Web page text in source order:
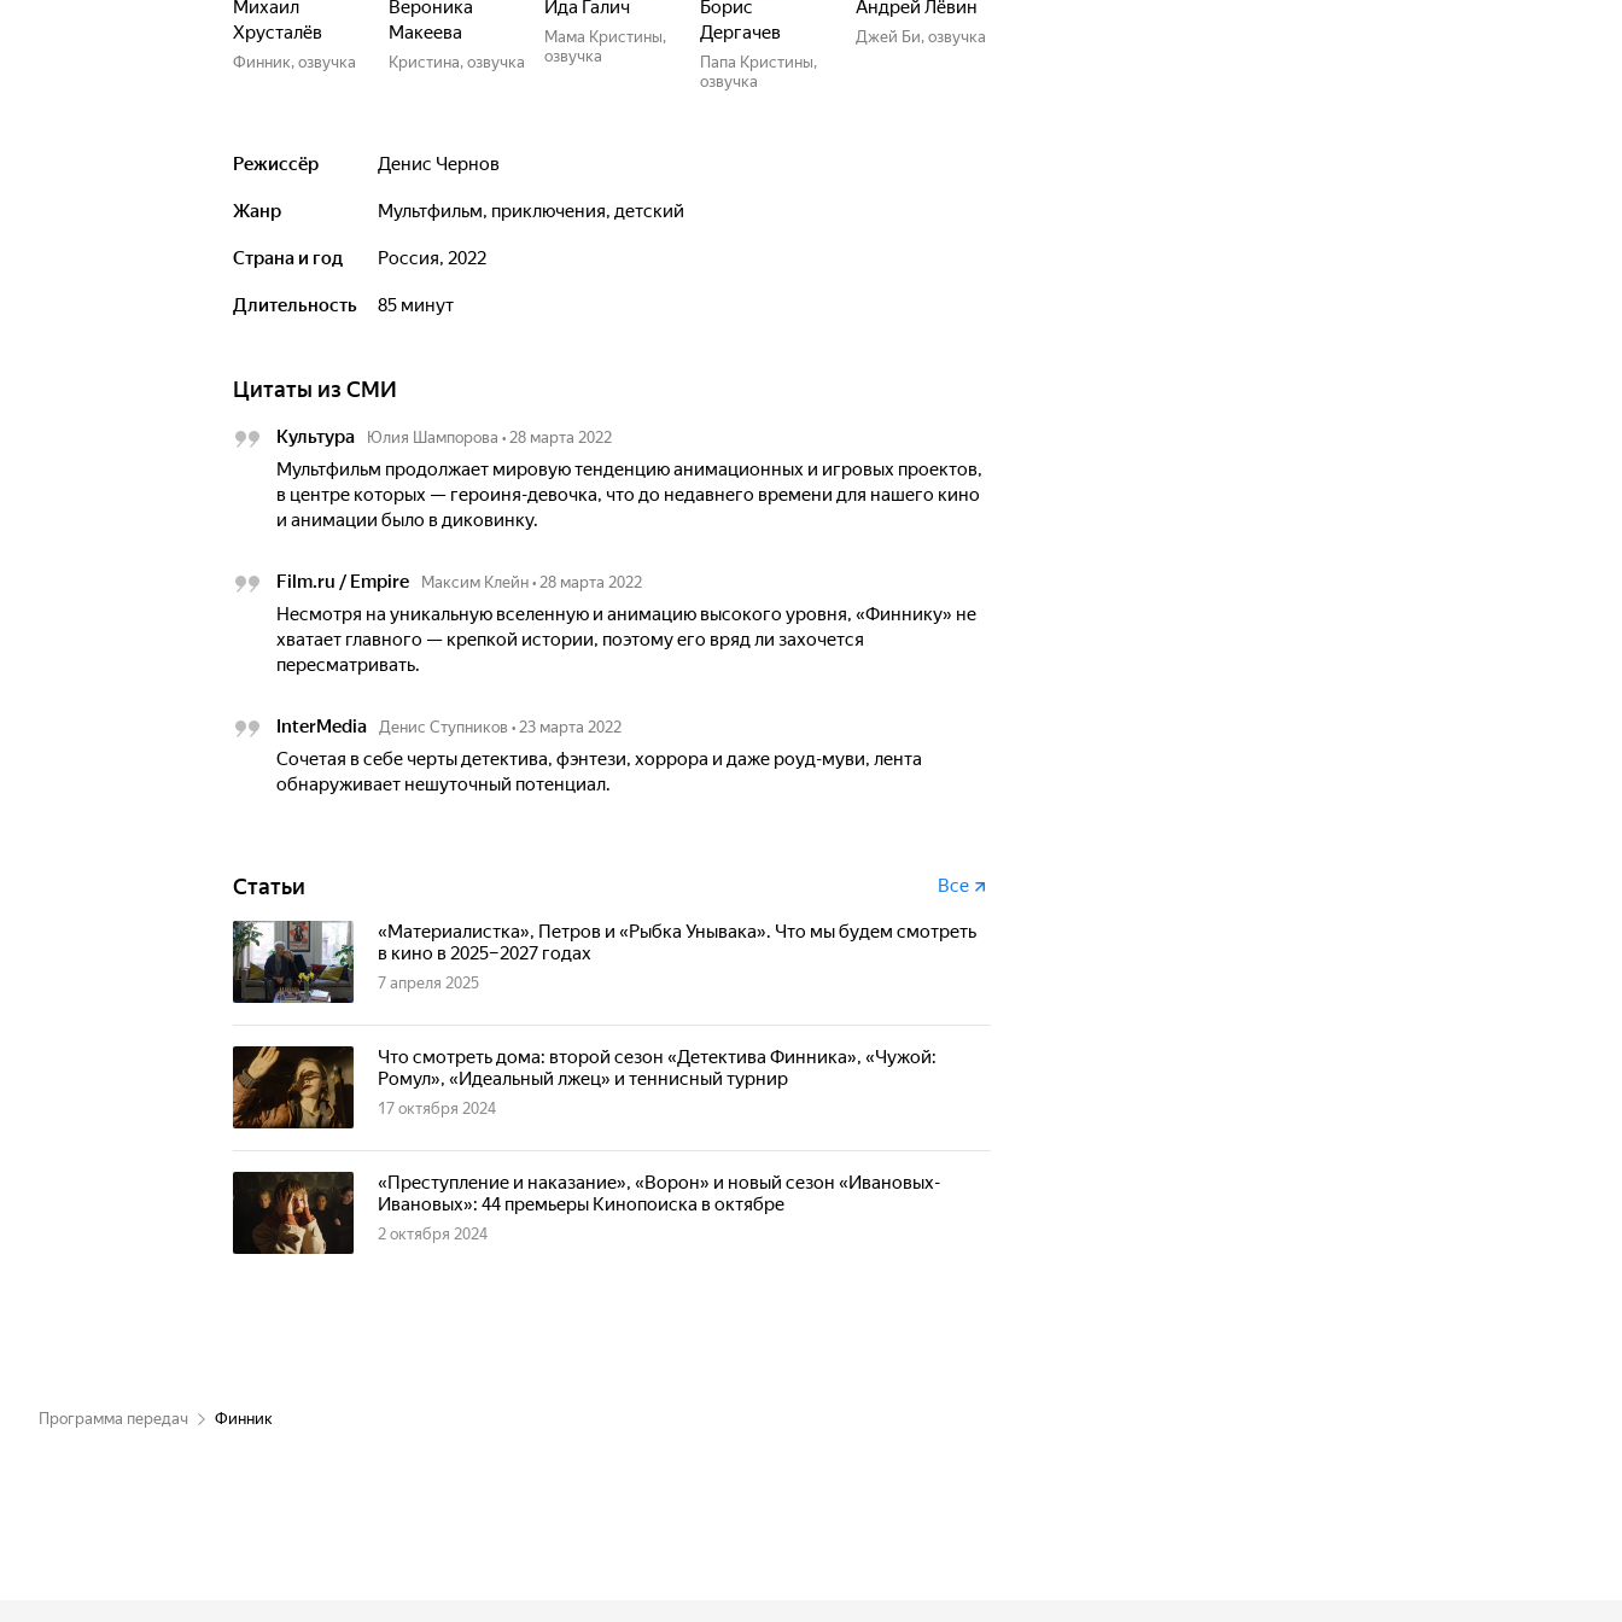
Михаил
Хрусталёв
Финник, озвучка
Вероника
Макеева
Кристина, озвучка
Ида Галич
Мама Кристины,
озвучка
Борис
Дергачев
Папа Кристины,
озвучка
Андрей Лёвин
Джей Би, озвучка
Режиссёр Денис Чернов
Жанр мультфильм, приключения, детский
Страна и год Россия, 2022
Длительность 85 минут
Цитаты из СМИ
Культура Юлия Шампорова • 28 марта 2022
Мультфильм продолжает мировую тенденцию анимационных и игровых проектов,
в центре которых — героиня-девочка, что до недавнего времени для нашего кино
и анимации было в диковинку.
Film.ru / Empire Максим Клейн • 28 марта 2022
Несмотря на уникальную вселенную и анимацию высокого уровня, «Финнику» не
хватает главного — крепкой истории, поэтому его вряд ли захочется
пересматривать.
InterMedia Денис Ступников • 23 марта 2022
Сочетая в себе черты детектива, фэнтези, хоррора и даже роуд-муви, лента
обнаруживает нешуточный потенциал.
Статьи Все
«Материалистка», Петров и «Рыбка Унывака». Что мы будем смотреть
в кино в 2025–2027 годах
7 апреля 2025
Что смотреть дома: второй сезон «Детектива Финника», «Чужой:
Ромул», «Идеальный лжец» и теннисный турнир
17 октября 2024
«Преступление и наказание», «Ворон» и новый сезон «Ивановых-
Ивановых»: 44 премьеры Кинопоиска в октябре
2 октября 2024
Программа передач Финник